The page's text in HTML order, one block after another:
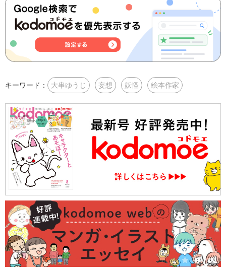
キーワード： 大串ゆうじ 妄想 妖怪 絵本作家